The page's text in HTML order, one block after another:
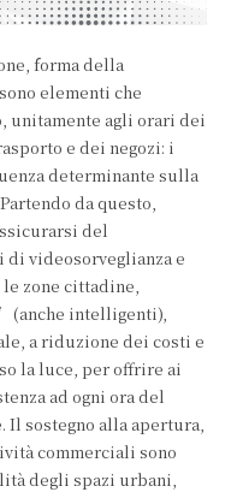
forma della
elementi che
unitamente agli orari dei
e dei negozi: i
determinante sulla
da questo,
del
videosorveglianza e
zone cittadine,
(anche intelligenti),
a riduzione dei costi e
la luce, per offrire ai
ad ogni ora del
Il sostegno alla apertura,
commerciali sono
degli spazi urbani,